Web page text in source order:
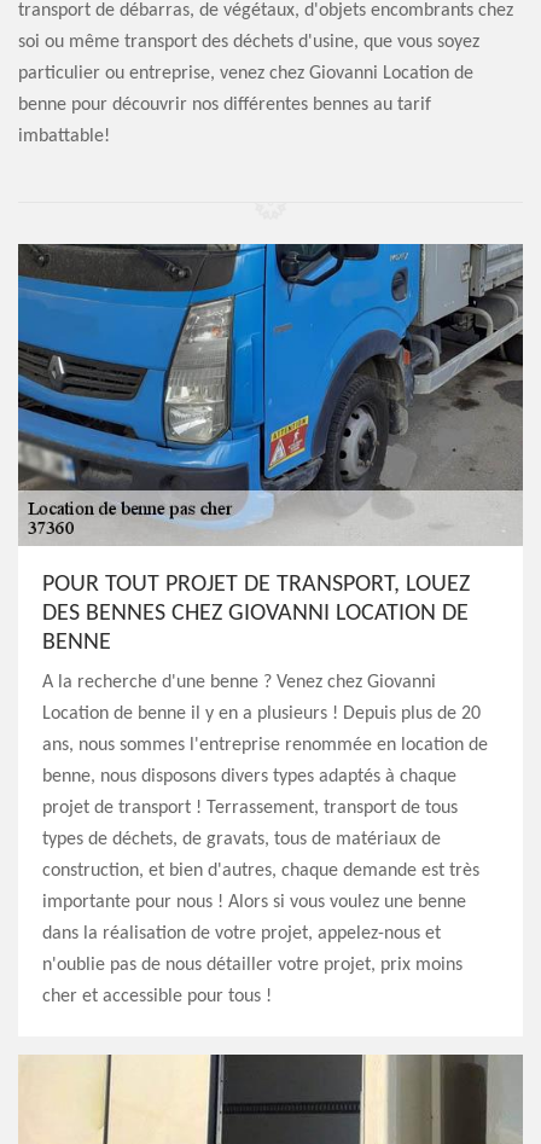
transport de débarras, de végétaux, d'objets encombrants chez
soi ou même transport des déchets d'usine, que vous soyez
particulier ou entreprise, venez chez Giovanni Location de
benne pour découvrir nos différentes bennes au tarif
imbattable!
POUR TOUT PROJET DE TRANSPORT, LOUEZ
DES BENNES CHEZ GIOVANNI LOCATION DE
BENNE
A la recherche d'une benne ? Venez chez Giovanni
Location de benne il y en a plusieurs ! Depuis plus de 20
ans, nous sommes l'entreprise renommée en location de
benne, nous disposons divers types adaptés à chaque
projet de transport ! Terrassement, transport de tous
types de déchets, de gravats, tous de matériaux de
construction, et bien d'autres, chaque demande est très
importante pour nous ! Alors si vous voulez une benne
dans la réalisation de votre projet, appelez-nous et
n'oublie pas de nous détailler votre projet, prix moins
cher et accessible pour tous !